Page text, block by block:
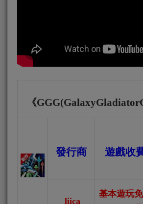
《
發行商 遊戲收
liica
基本遊玩